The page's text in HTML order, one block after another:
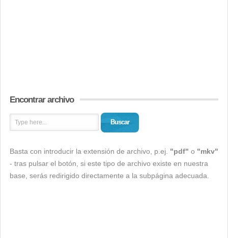
Encontrar archivo
Buscar
Basta con introducir la extensión de archivo, p.ej. "pdf" o "mkv"
- tras pulsar el botón, si este tipo de archivo existe en nuestra
base, serás redirigido directamente a la subpágina adecuada.